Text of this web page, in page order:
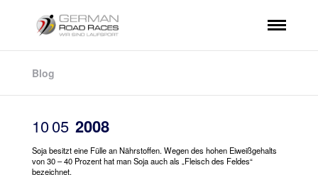
Blog
1005 2008
Soja besitzt eine Fülle an Nährstoffen. Wegen des hohen Eiweißgehalts
von 30 – 40 Prozent hat man Soja auch als „Fleisch des Feldes“
bezeichnet.